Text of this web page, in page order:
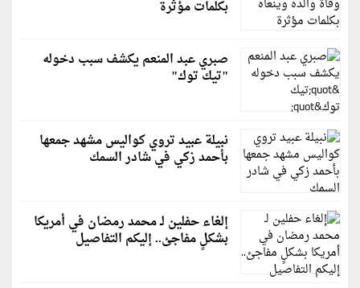
بكلمات مؤثرة
صبري عبد المنعم يكشف سبب دخوله
"تيك توك"
نبيلة عبيد تروي كواليس مشهد جمعها
بأحمد زكي في شادر السمك
إلغاء حفلين لـ محمد رمضان في أمريكا
بشكلٍ مفاجئ.. إليكم التفاصيل